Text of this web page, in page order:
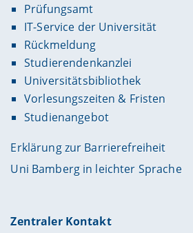
Prüfungsamt
IT-Service der Universität
Rückmeldung
Studierendenkanzlei
Universitätsbibliothek
Vorlesungszeiten & Fristen
Studienangebot
Erklärung zur Barrierefreiheit
Uni Bamberg in leichter Sprache
Zentraler Kontakt